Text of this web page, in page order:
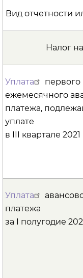
Вид отчетности
Налог
Уплата
первого
ежемесячного
платежа,
уплате
в III квартале 2021
Уплата
платежа
за I полугодие